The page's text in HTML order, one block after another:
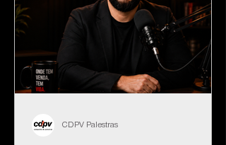
CDPV Palestras